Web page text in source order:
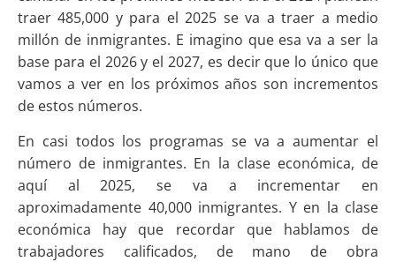
traer 485,000 y para el 2025 se va a traer a medio
millón de inmigrantes. E imagino que esa va a ser la
base para el 2026 y el 2027, es decir que lo único que
vamos a ver en los próximos años son incrementos
de estos números.
En casi todos los programas se va a aumentar el
número de inmigrantes. En la clase económica, de
aquí al 2025, se va a incrementar en
aproximadamente 40,000 inmigrantes. Y en la clase
económica hay que recordar que hablamos de
trabajadores calificados, de mano de obra